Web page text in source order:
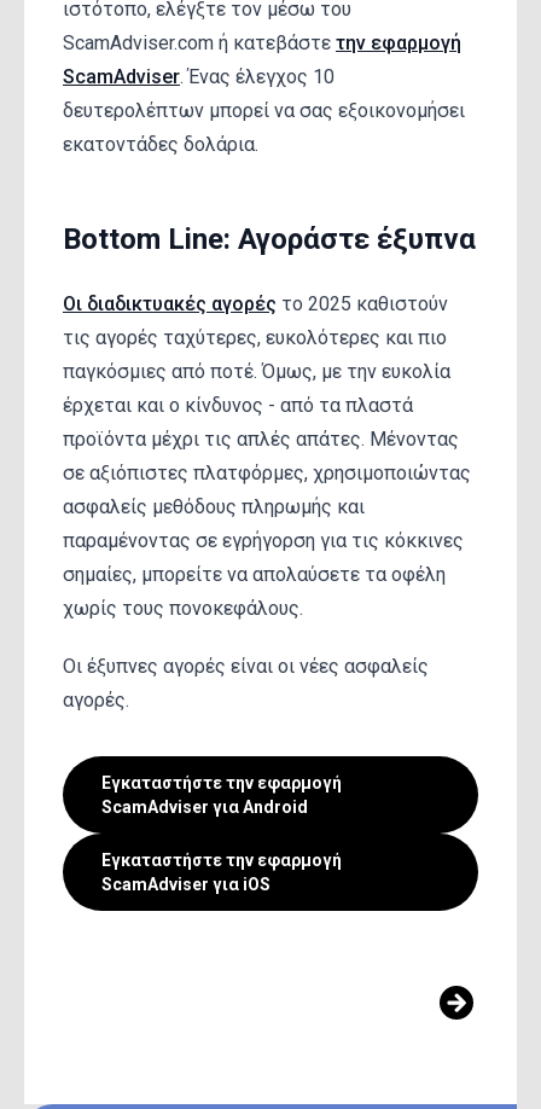
ιστότοπο, ελέγξτε τον μέσω του
ScamAdviser.com ή κατεβάστε την εφαρμογή
ScamAdviser. Ένας έλεγχος 10
δευτερολέπτων μπορεί να σας εξοικονομήσει
εκατοντάδες δολάρια.
Bottom Line: Αγοράστε έξυπνα
Οι διαδικτυακές αγορές το 2025 καθιστούν
τις αγορές ταχύτερες, ευκολότερες και πιο
παγκόσμιες από ποτέ. Όμως, με την ευκολία
έρχεται και ο κίνδυνος - από τα πλαστά
προϊόντα μέχρι τις απλές απάτες. Μένοντας
σε αξιόπιστες πλατφόρμες, χρησιμοποιώντας
ασφαλείς μεθόδους πληρωμής και
παραμένοντας σε εγρήγορση για τις κόκκινες
σημαίες, μπορείτε να απολαύσετε τα οφέλη
χωρίς τους πονοκεφάλους.
Οι έξυπνες αγορές είναι οι νέες ασφαλείς
αγορές.
Εγκαταστήστε την εφαρμογή
ScamAdviser για Android
Εγκαταστήστε την εφαρμογή
ScamAdviser για iOS